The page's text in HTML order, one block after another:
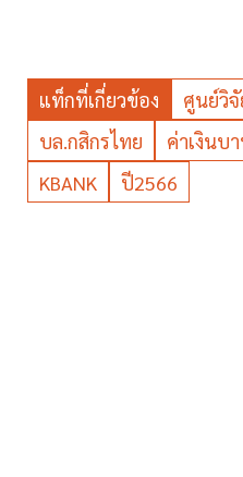
แท็กที่เกี่ยวข้อง ศูนย์วิ
บล.กสิกรไทย
ค่าเงินบ
KBANK
ปี2566